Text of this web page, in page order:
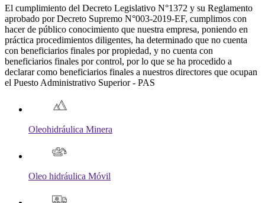
El cumplimiento del Decreto Legislativo N°1372 y su Reglamento
aprobado por Decreto Supremo N°003-2019-EF, cumplimos con
hacer de público conocimiento que nuestra empresa, poniendo en
práctica procedimientos diligentes, ha determinado que no cuenta
con beneficiarios finales por propiedad, y no cuenta con
beneficiarios finales por control, por lo que se ha procedido a
declarar como beneficiarios finales a nuestros directores que ocupan
el Puesto Administrativo Superior - PAS
Oleohidráulica Minera
Oleo hidráulica Móvil